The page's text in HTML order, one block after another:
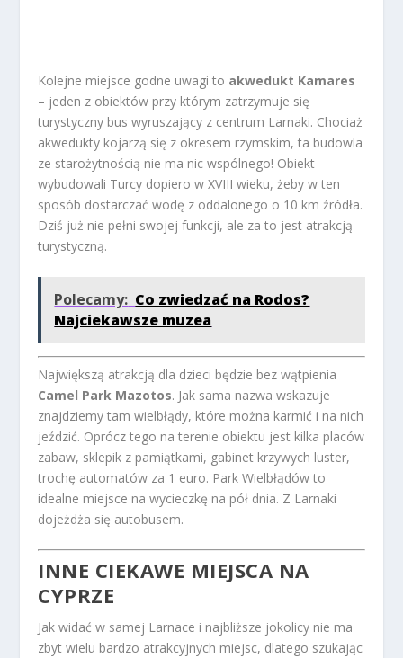
Kolejne miejsce godne uwagi to akwedukt Kamares
– jeden z obiektów przy którym zatrzymuje się
turystyczny bus wyruszający z centrum Larnaki. Chociaż
akwedukty kojarzą się z okresem rzymskim, ta budowla
ze starożytnością nie ma nic wspólnego! Obiekt
wybudowali Turcy dopiero w XVIII wieku, żeby w ten
sposób dostarczać wodę z oddalonego o 10 km źródła.
Dziś już nie pełni swojej funkcji, ale za to jest atrakcją
turystyczną.
Polecamy: Co zwiedzać na Rodos?
Najciekawsze muzea
Największą atrakcją dla dzieci będzie bez wątpienia
Camel Park Mazotos. Jak sama nazwa wskazuje
znajdziemy tam wielbłądy, które można karmić i na nich
jeździć. Oprócz tego na terenie obiektu jest kilka placów
zabaw, sklepik z pamiątkami, gabinet krzywych luster,
trochę automatów za 1 euro. Park Wielbłądów to
idealne miejsce na wycieczkę na pół dnia. Z Larnaki
dojeżdża się autobusem.
INNE CIEKAWE MIEJSCA NA
CYPRZE
Jak widać w samej Larnace i najbliższe jokolicy nie ma
zbyt wielu bardzo atrakcyjnych miejsc, dlatego szukając